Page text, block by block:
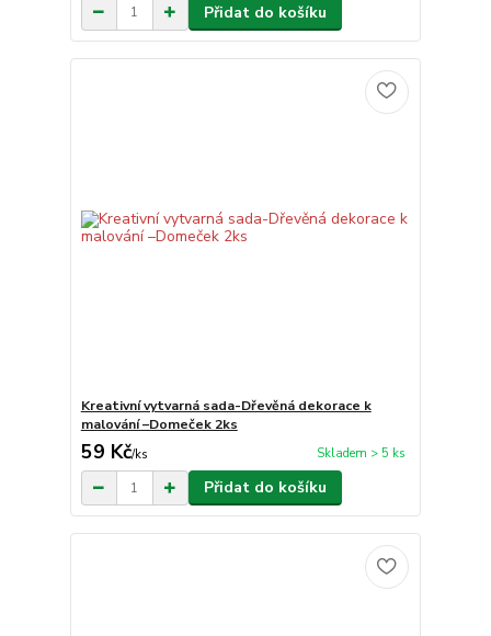
Přidat do košíku
Kreativní vytvarná sada-Dřevěná dekorace k
malování –Domeček 2ks
59 Kč/ks Skladem > 5 ks
Přidat do košíku